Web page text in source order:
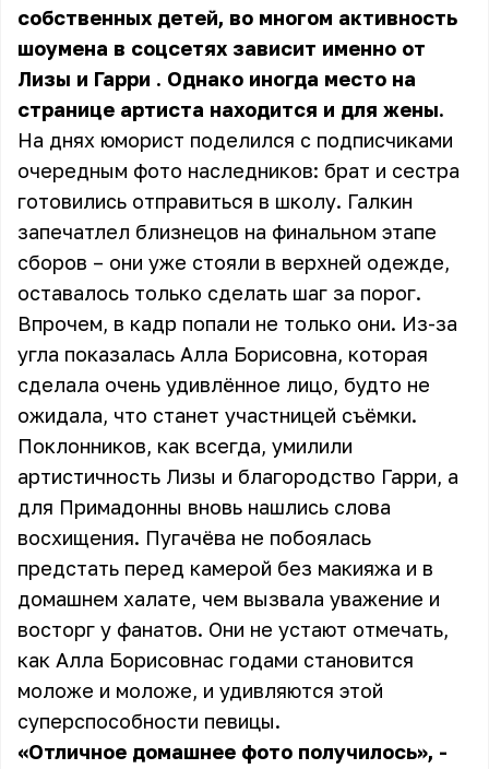
собственных детей, во многом активность
шоумена в соцсетях зависит именно от
Лизы и Гарри . Однако иногда место на
странице артиста находится и для жены.
На днях юморист поделился с подписчиками
очередным фото наследников: брат и сестра
готовились отправиться в школу. Галкин
запечатлел близнецов на финальном этапе
сборов – они уже стояли в верхней одежде,
оставалось только сделать шаг за порог.
Впрочем, в кадр попали не только они. Из-за
угла показалась Алла Борисовна, которая
сделала очень удивлённое лицо, будто не
ожидала, что станет участницей съёмки.
Поклонников, как всегда, умилили
артистичность Лизы и благородство Гарри, а
для Примадонны вновь нашлись слова
восхищения. Пугачёва не побоялась
предстать перед камерой без макияжа и в
домашнем халате, чем вызвала уважение и
восторг у фанатов. Они не устают отмечать,
как Алла Борисовнас годами становится
моложе и моложе, и удивляются этой
суперспособности певицы.
«Отличное домашнее фото получилось», -